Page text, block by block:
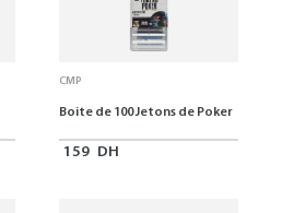
CMP
Boite de 100 Jetons de Poker
159 DH